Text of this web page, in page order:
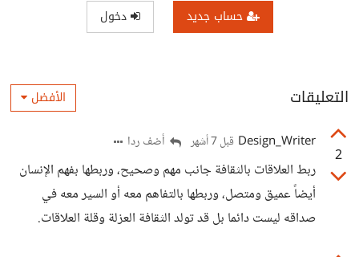
حساب جديد دخول
التعليقات الأفضل
2
Design_Writer قبل 7 أشهر أضف ردا
ربط العلاقات بالثقافة جانب مهم وصحيح، وربطها بفهم الإنسان
أيضاً عميق ومتصل، وربطها بالتفاهم معه أو السير معه في
صداقه ليست دائما بل قد تولد الثقافة العزلة وقلة العلاقات.